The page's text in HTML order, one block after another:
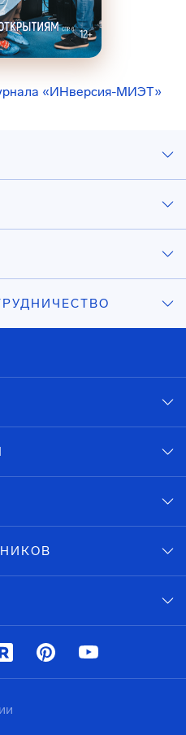
«ИНверсия-МИЭТ»